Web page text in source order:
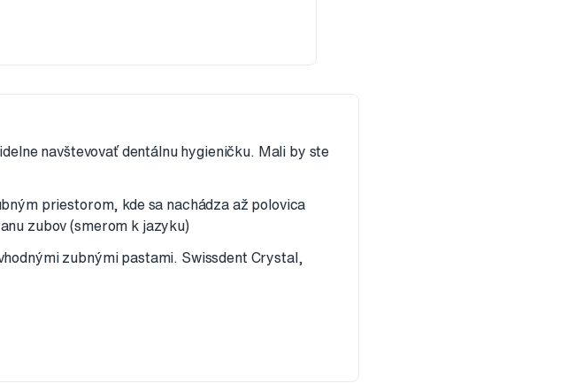
navštevovať dentálnu hygieničku. Mali by ste
priestorom, kde sa nachádza až polovica
zubov (smerom k jazyku)
zubnými pastami. Swissdent Crystal,